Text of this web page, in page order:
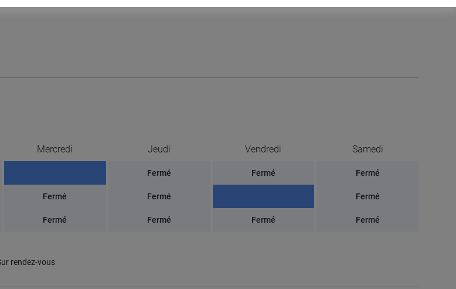
Mercredi Jeudi Vendredi Samedi
Fermé Fermé Fermé
Fermé Fermé Fermé
Fermé Fermé Fermé Fermé
rendez-vous